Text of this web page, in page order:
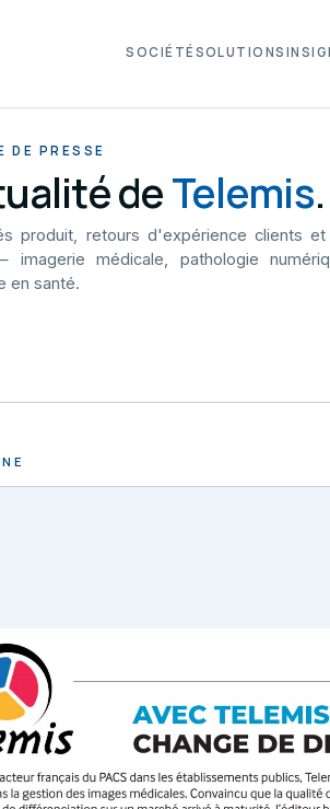
SOCIÉTÉ SOLUTIONS
DE PRESSE
deTelemis.
produit, retours d'expérience clients
imagerie médicale, pathologie
en santé.